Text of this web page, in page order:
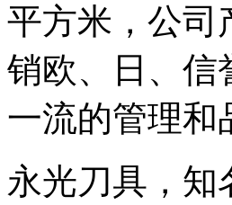
平方米，公司
销欧、日、信
一流的管理和
永光刀具，知